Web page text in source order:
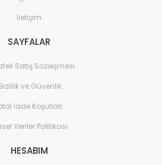
İletişim
SAYFALAR
Satış Sözleşmesi
ve Güvenlik
İade Koşullari
Veriler Politikası
HESABIM